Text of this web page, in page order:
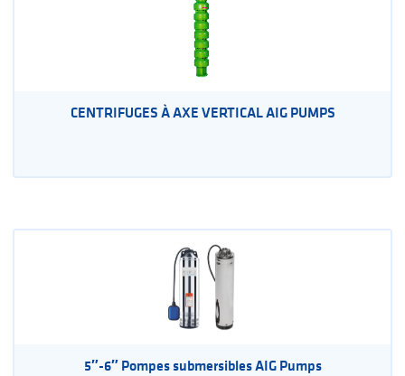
CENTRIFUGES À AXE VERTICAL AIG PUMPS
5″-6″ Pompes submersibles AIG Pumps